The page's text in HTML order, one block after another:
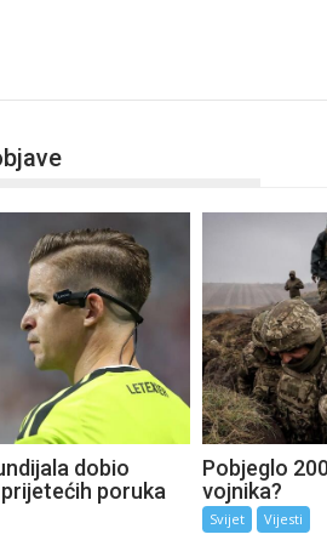
dobio
poruka
Pobjeglo
vojnika?
Svijet Vijesti